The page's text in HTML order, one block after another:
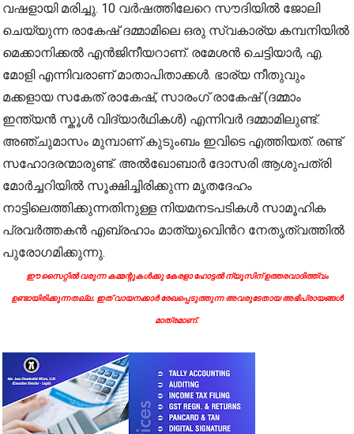
വഷളായി മരിച്ചു. 10 വർഷത്തിലേറെ സൗദിയിൽ ജോലി
ചെയ്യുന്ന രാകേഷ് ദമ്മാമിലെ ഒരു സ്വകാര്യ കമ്പനിയിൽ
മെക്കാനിക്കൽ എൻജിനീയറാണ്. രമേശൻ ചെട്ടിയാർ, എ.
മോളി എന്നിവരാണ് മാതാപിതാക്കൾ. ഭാര്യ നീതുവും
മക്കളായ സകേത് രാകേഷ്, സാരംഗ് രാകേഷ് (ദമ്മാം
ഇന്ത്യൻ സ്കൂൾ വിദ്യാർഥികൾ) എന്നിവർ ദമ്മാമിലുണ്ട്.
അഞ്ചുമാസം മുമ്പാണ് കുടുംബം ഇവിടെ എത്തിയത്. രണ്ട്
സഹോദരന്മാരുണ്ട്. അൽഖോബാർ ദോസരി ആശുപത്രി
മോർച്ചറിയിൽ സൂക്ഷിച്ചിരിക്കുന്ന മൃതദേഹം
നാട്ടിലെത്തിക്കുന്നതിനുള്ള നിയമനടപടികൾ സാമൂഹിക
പ്രവർത്തകൻ എബ്രഹാം മാത്യുവിെൻറ നേതൃത്വത്തിൽ
പുരോഗമിക്കുന്നു.
ഈ സൈറ്റിൽ വരുന്ന കമ്മന്റുകൾക്കു കേരളാ ഹോട്ടൽ ന്യൂസിന് ഉത്തരവാദിത്ത്വം
ഉണ്ടായിരിക്കുന്നതല്ല. ഇത് വായനക്കാർ രേഖപ്പെടുത്തുന്ന അവരുടേതായ അഭിപ്രായങ്ങൾ
മാത്രമാണ്.